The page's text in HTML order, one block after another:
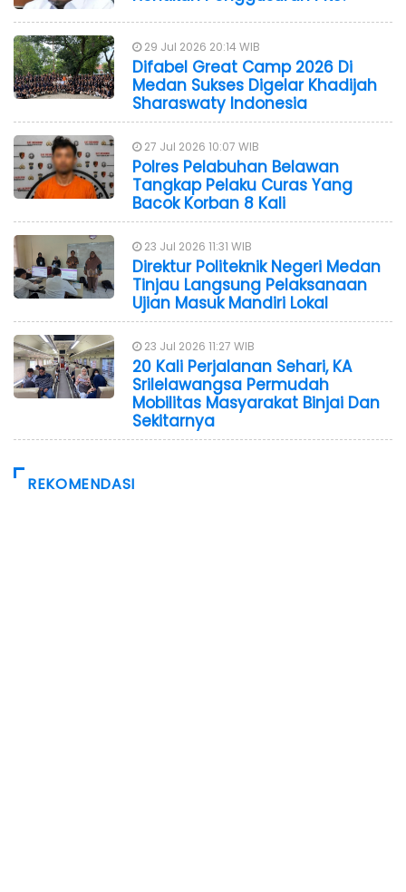
29 Jul 2026 20:14 WIB
Difabel Great Camp 2026 Di
Medan Sukses Digelar Khadijah
Sharaswaty Indonesia
27 Jul 2026 10:07 WIB
Polres Pelabuhan Belawan
Tangkap Pelaku Curas Yang
Bacok Korban 8 Kali
23 Jul 2026 11:31 WIB
Direktur Politeknik Negeri Medan
Tinjau Langsung Pelaksanaan
Ujian Masuk Mandiri Lokal
23 Jul 2026 11:27 WIB
20 Kali Perjalanan Sehari, KA
Srilelawangsa Permudah
Mobilitas Masyarakat Binjai Dan
Sekitarnya
REKOMENDASI